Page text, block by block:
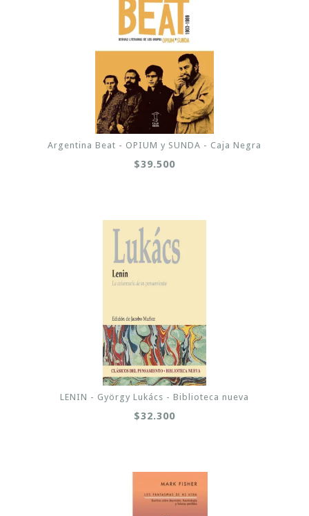
Argentina Beat - OPIUM y SUNDA - Caja Negra
$39.500
LENIN - György Lukács - Biblioteca nueva
$32.300